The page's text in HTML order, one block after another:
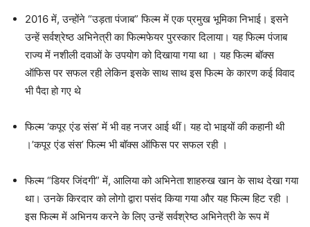
2016 में, उन्होंने “उड़ता पंजाब” फिल्म में एक प्रमुख भूमिका निभाई। इसने
उन्हें सर्वश्रेष्ठ अभिनेत्री का फिल्मफेयर पुरस्कार दिलाया। यह फिल्म पंजाब
राज्य में नशीली दवाओं के उपयोग को दिखाया गया था । यह फिल्म बॉक्स
ऑफिस पर सफल रही लेकिन इसके साथ साथ इस फिल्म के कारण कई विवाद
भी पैदा हो गए थे
फिल्म ‘कपूर एंड संस’ में भी वह नजर आई थीं। यह दो भाइयों की कहानी थी
।’कपूर एंड संस’ फिल्म भी बॉक्स ऑफिस पर सफल रही ।
फिल्म “डियर जिंदगी” में, आलिया को अभिनेता शाहरुख खान के साथ देखा गया
था। उनके किरदार को लोगो द्वारा पसंद किया गया और यह फिल्म हिट रही ।
इस फिल्म में अभिनय करने के लिए उन्हें सर्वश्रेष्ठ अभिनेत्री के रूप में